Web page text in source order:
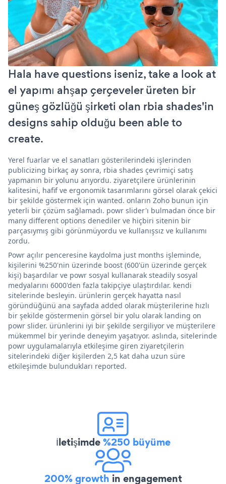
Hala have questions iseniz, take a look at
el yapımı ahşap çerçeveler üreten bir
güneş gözlüğü şirketi olan rbia shades'in
designs sahip olduğu been able to
create.
Yerel fuarlar ve el sanatları gösterilerindeki işlerinden
publicizing birkaç ay sonra, rbia shades çevrimiçi satış
yapmanın bir yolunu arıyordu. ziyaretçilere ürünlerinin
kalitesini, hafif ve ergonomik tasarımlarını görsel olarak çekici
bir şekilde göstermek için wanted. onların Zoho bunun için
yeterli bir çözüm sağlamadı. powr slider'ı bulmadan önce bir
many different options denediler ve hiçbiri sitenin bir
parçasıymış gibi görünmüyordu ve kullanışsız ve kullanımı
zordu.
Powr açılır penceresine kaydolma just months işleminde,
kişilerini %250'nin üzerinde boost (600'ün üzerinde gerçek
kişi) başardılar ve powr sosyal kullanarak steadily sosyal
medyalarını 6000'den fazla takipçiye ulaştırdılar. kendi
sitelerinde besleyin. ürünlerin gerçek hayatta nasıl
göründüğünü ana sayfada added olarak müşterilerine hızlı
bir şekilde göstermenin görsel bir yolu olarak landing on
powr slider. ürünlerini iyi bir şekilde sergiliyor ve müşterilere
mükemmel bir yerinde deneyim yaşatıyor. aslında, sitelerinde
powr uygulamalarıyla etkileşime giren ziyaretçilerin
sitelerindeki diğer kişilerden 2,5 kat daha uzun süre
etkileşimde bulundukları reported.
İletişimde%250 büyüme
200% growth in engagement